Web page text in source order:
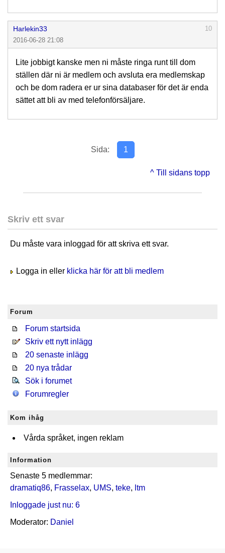
Harlekin33
10
2016-06-28 21:08
Lite jobbigt kanske men ni måste ringa runt till dom
ställen där ni är medlem och avsluta era medlemskap
och be dom radera er ur sina databaser för det är enda
sättet att bli av med telefonförsäljare.
Sida: 1
^ Till sidans topp
Skriv ett svar
Du måste vara inloggad för att skriva ett svar.
Logga in eller klicka här för att bli medlem
Forum
Forum startsida
Skriv ett nytt inlägg
20 senaste inlägg
20 nya trådar
Sök i forumet
Forumregler
Kom ihåg
Vårda språket, ingen reklam
Information
Senaste 5 medlemmar:
dramatiq86, Frasselax, UMS, teke, ltm
Inloggade just nu: 6
Moderator: Daniel